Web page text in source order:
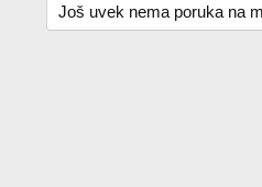
Još uvek nema poruka na